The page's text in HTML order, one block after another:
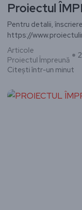
Proiectul
Pentru detalii,
https://
Articole
Proiectul Împreună
Citești într-un minut